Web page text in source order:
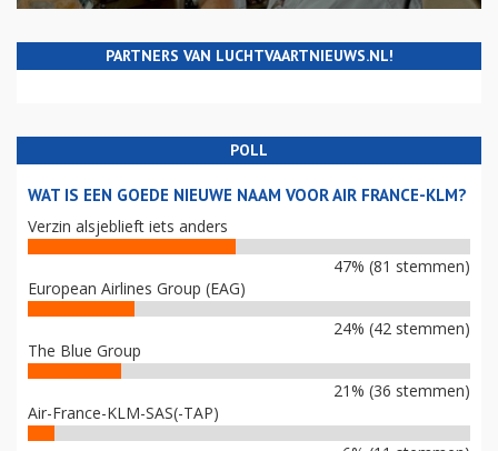
PARTNERS VAN LUCHTVAARTNIEUWS.NL!
POLL
WAT IS EEN GOEDE NIEUWE NAAM VOOR AIR FRANCE-KLM?
Verzin alsjeblieft iets anders
47% (81 stemmen)
European Airlines Group (EAG)
24% (42 stemmen)
The Blue Group
21% (36 stemmen)
Air-France-KLM-SAS(-TAP)